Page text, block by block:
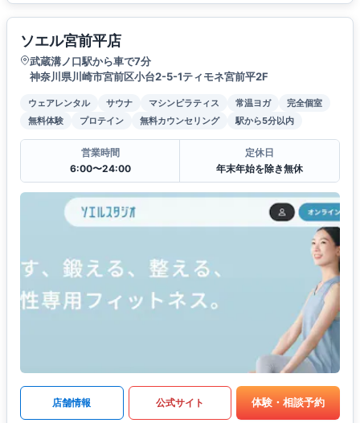
ソエル宮前平店
武蔵溝ノ口駅から車で7分
神奈川県川崎市宮前区小台2-5-1ティモネ宮前平2F
ウェアレンタル サウナ マシンピラティス 常温ヨガ
完全個室
無料体験
プロテイン 無料カウンセリング 駅から5分以内
営業時間
6:00〜24:00
定休日
年末年始を除き無休
店舗情報 公式サイト 体験・相談予約